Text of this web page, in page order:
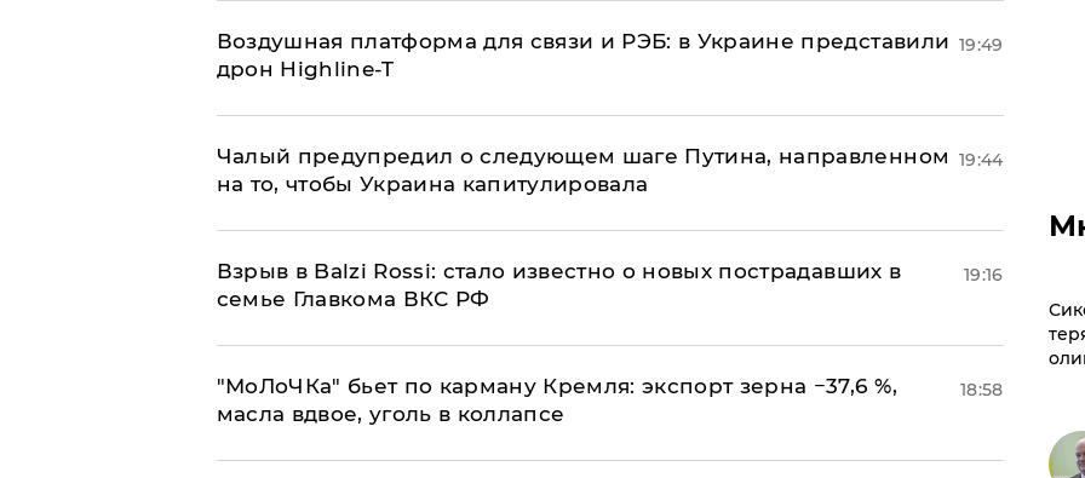
Воздушная платформа для связи и РЭБ: в Украине представили
дрон Highline-T
19:49
Чалый предупредил о следующем шаге Путина, направленном
на то, чтобы Украина капитулировала
19:44
Взрыв в Balzi Rossi: стало известно о новых пострадавших в
семье Главкома ВКС РФ
19:16
​"МоЛоЧКа" бьет по карману Кремля: экспорт зерна −37,6 %,
масла вдвое, уголь в коллапсе
18:58